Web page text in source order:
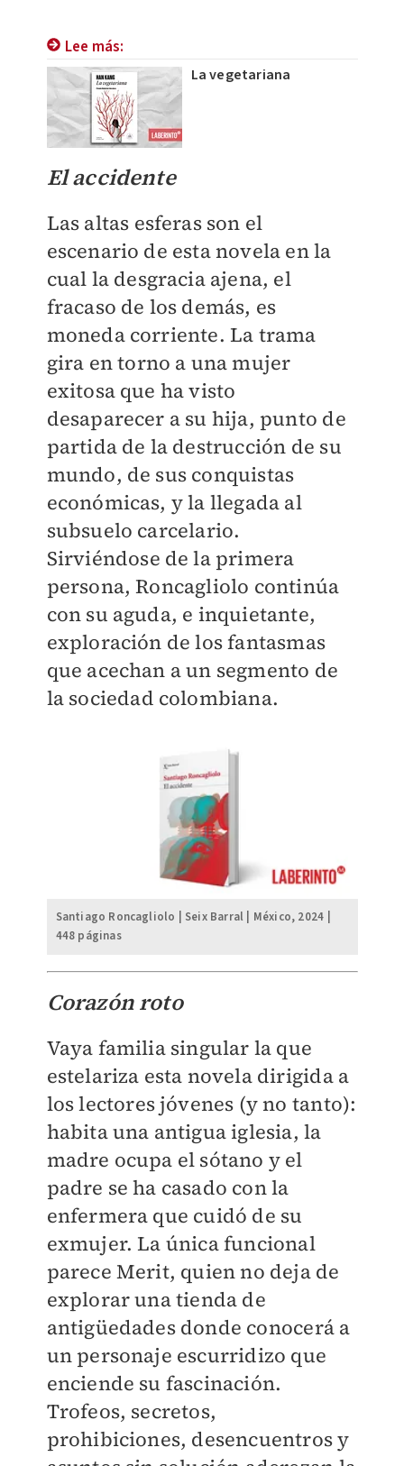
Lee más:
La vegetariana
El accidente
Las altas esferas son el
escenario de esta novela en la
cual la desgracia ajena, el
fracaso de los demás, es
moneda corriente. La trama
gira en torno a una mujer
exitosa que ha visto
desaparecer a su hija, punto de
partida de la destrucción de su
mundo, de sus conquistas
económicas, y la llegada al
subsuelo carcelario.
Sirviéndose de la primera
persona, Roncagliolo continúa
con su aguda, e inquietante,
exploración de los fantasmas
que acechan a un segmento de
la sociedad colombiana.
Santiago Roncagliolo | Seix Barral | México, 2024 |
448 páginas
Corazón roto
Vaya familia singular la que
estelariza esta novela dirigida a
los lectores jóvenes (y no tanto):
habita una antigua iglesia, la
madre ocupa el sótano y el
padre se ha casado con la
enfermera que cuidó de su
exmujer. La única funcional
parece Merit, quien no deja de
explorar una tienda de
antigüedades donde conocerá a
un personaje escurridizo que
enciende su fascinación.
Trofeos, secretos,
prohibiciones, desencuentros y